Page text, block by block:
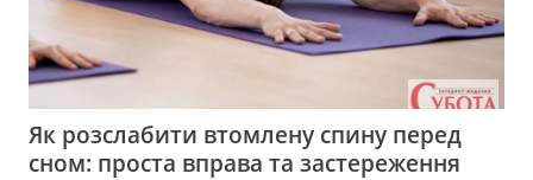
Як розслабити втомлену спину перед
сном: проста вправа та застереження